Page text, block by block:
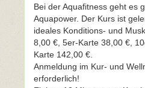
Bei der Aquafitness geht es
Aquapower. Der Kurs ist
ideales Konditions- und
8,00 €, 5er-Karte 38,00 €,
Karte 142,00 €.
Anmeldung im Kur- und
erforderlich!